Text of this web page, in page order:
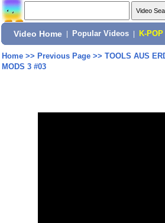
Video Home Popular Videos K-POP
Home>> Previous Page>> TOOLS AUS
MODS 3 #03